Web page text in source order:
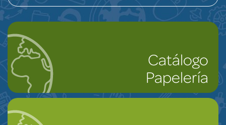
Catálogo
Papelería